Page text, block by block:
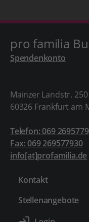
pro familia
Spendenkonto
Mainzer Landstr. 250
60326 Frankfurt am
Telefon: 069
Fax: 069 269577930
info[at]profamilia.de
Kontakt
Stellenangebote